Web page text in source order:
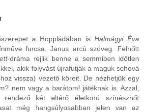
a Hoppládában is Halmágyi Éva
furcsa, Janus arcú szöveg. Felnőtt
-dráma rejlik benne a semmiben időtlen
akik folyvást újrafutják a maguk sehová
vissza) vezető köreit. De nézhetjük egy
nem vagy a barátom! játéknak is. Azzal,
rendező két eltérő életkorú színésznőt
még hangsúlyosabban jelen van az